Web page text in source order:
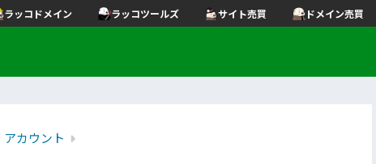
ラッコドメイン ラッコツールズ サイト売買 ドメイン売買
アカウント